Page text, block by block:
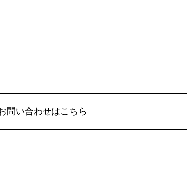
問い合わせはこちら